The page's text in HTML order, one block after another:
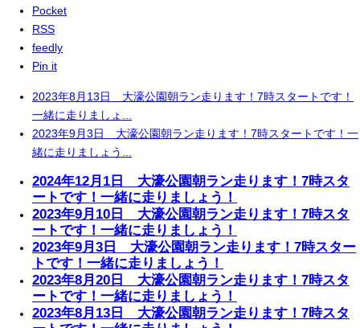
Pocket
RSS
feedly
Pin it
2023年8月13日 大濠公園朝ラン走ります！7時スタートです！
一緒に走りましょ...
2023年9月3日 大濠公園朝ラン走ります！7時スタートです！一
緒に走りましょう...
2024年12月1日 大濠公園朝ラン走ります！7時スタ
ートです！一緒に走りましょう！
2023年9月10日 大濠公園朝ラン走ります！7時スタ
ートです！一緒に走りましょう！
2023年9月3日 大濠公園朝ラン走ります！7時スター
トです！一緒に走りましょう！
2023年8月20日 大濠公園朝ラン走ります！7時スタ
ートです！一緒に走りましょう！
2023年8月13日 大濠公園朝ラン走ります！7時スタ